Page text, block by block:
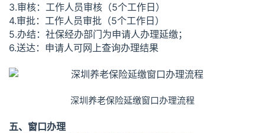
3.审核：工作人员审核（5个工作日）
4.审批：工作人员审批（5个工作日）
5.办结：社保经办部门为申请人办理延缴；
6.送达：申请人可网上查询办理结果
深圳养老保险延缴窗口办理流程
五、窗口办理